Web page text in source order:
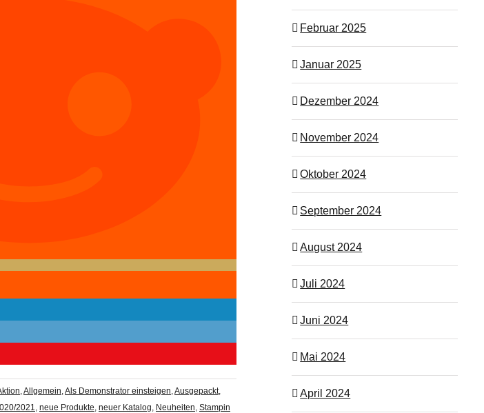
,Allgemein,Als Demonstrator einsteigen,Ausgepackt,
2021, neue Produkte, neuer Katalog, Neuheiten, Stampin
Februar 2025
Januar 2025
Dezember 2024
November 2024
Oktober 2024
September 2024
August 2024
Juli 2024
Juni 2024
Mai 2024
April 2024